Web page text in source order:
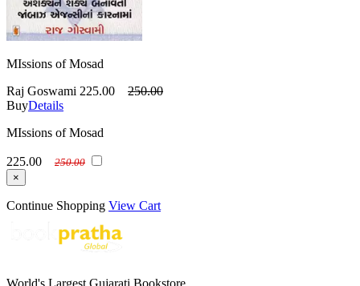
MIssions of Mosad
Raj Goswami 225.00
250.00
BuyDetails
MIssions of Mosad
225.00
250.00
×
Continue Shopping View Cart
World's Largest Gujarati Bookstore